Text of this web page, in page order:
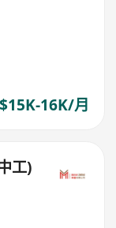
$15K-16K/月
工)